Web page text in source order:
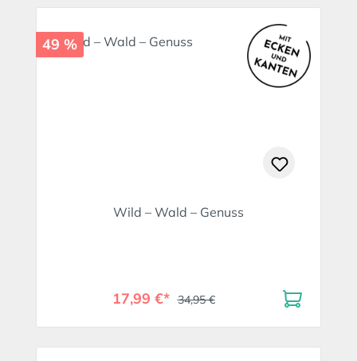
49 %
Wild – Wald – Genuss
17,99 €* 34,95 €